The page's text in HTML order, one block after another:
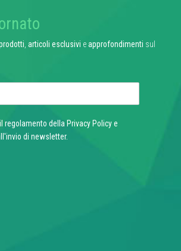
, articoli esclusivi eapprofondimenti sul
regolamento della Privacy Policye
di newsletter.